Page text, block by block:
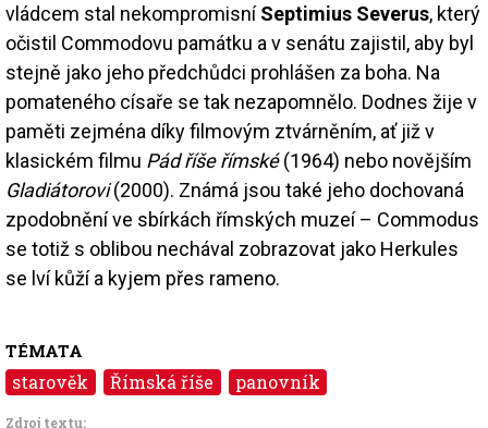
vládcem stal nekompromisníSeptimius Severus, který
očistil Commodovu památku a v senátu zajistil, aby byl
stejně jako jeho předchůdci prohlášen za boha. Na
pomateného císaře se tak nezapomnělo. Dodnes žije v
paměti zejména díky filmovým ztvárněním, ať již v
klasickém filmu Pád říše římské(1964) nebo novějším
Gladiátorovi(2000). Známá jsou také jeho dochovaná
zpodobnění ve sbírkách římských muzeí – Commodus
se totiž s oblibou nechával zobrazovat jako Herkules
se lví kůží a kyjem přes rameno.
TÉMATA
starověk Římská říše panovník
Zdroj textu: